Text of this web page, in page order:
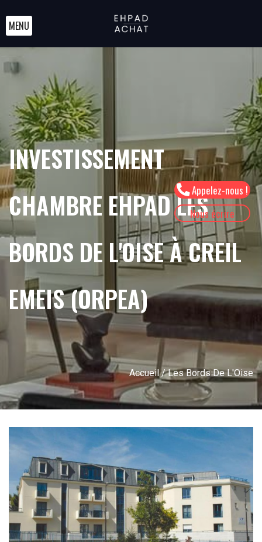
Appelez-nous !
Nous écrire
MENU
INVESTISSEMENT
CHAMBRE EHPAD LES
BORDS DE L'OISE À CREIL
EMEIS (ORPEA)
Accueil/ Les Bords De L'Oise